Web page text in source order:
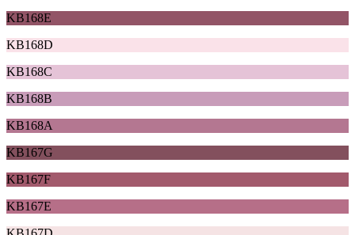
KB168E
KB168D
KB168C
KB168B
KB168A
KB167G
KB167F
KB167E